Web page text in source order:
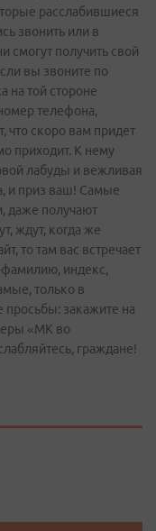
расслабившиеся
звонить или в
смогут получить свой
вы звоните по
на той стороне
телефона,
что скоро вам придет
приходит. К нему
лабуды и вежливая
и приз ваш! Самые
даже получают
ждут, когда же
то там вас встречает
фамилию, индекс,
только в
просьбы: закажите на
«МК во
граждане!